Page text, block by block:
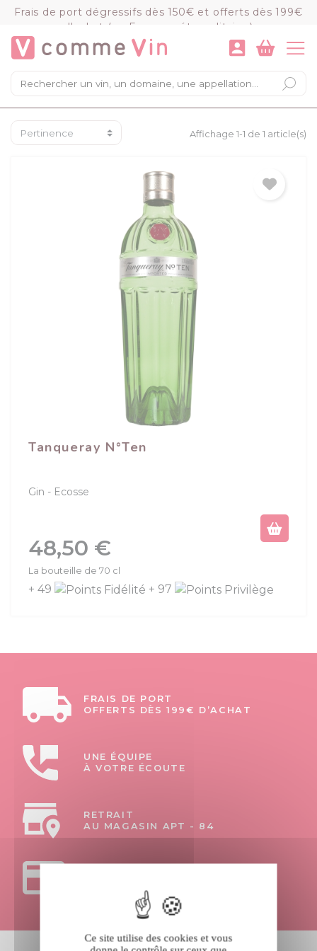
Frais de port dégressifs dès 150€ et offerts dès 199€
d'achat (en France métropolitaine)
×
Mon panier
Chargement du panier...
VOIR LE PANIER COMMANDER
Affichage 1-1 de 1 article(s)
Tanqueray N°Ten
Gin Ecosse
Prix
48,50 €
La bouteille de 70 cl
+ 49 + 97
FRAIS DE PORT
OFFERTS DÈS 199€ D’ACHAT
UNE ÉQUIPE
À VOTRE ÉCOUTE
RETRAIT
AU MAGASIN APT - 84
Panneau de gestion des cookies
Ce site utilise des cookies et vous